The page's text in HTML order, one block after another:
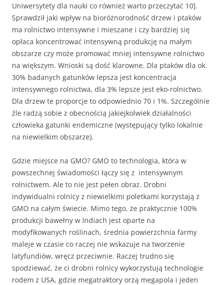
Uniwersytety dla nauki co również warto przeczytać 10].
Sprawdził jaki wpływ na bioróżnorodność drzew i ptaków
ma rolnictwo intensywne i mieszane i czy bardziej się
opłaca koncentrować intensywną produkcję na małym
obszarze czy może promować mniej intensywne rolnictwo
na większym. Wnioski są dość klarowne. Dla ptaków dla ok.
30% badanych gatunków lepsza jest koncentracja
intensywnego rolnictwa, dla 3% lepsze jest eko-rolnictwo.
Dla drzew te proporcje to odpowiednio 70 i 1%. Szczególnie
źle radzą sobie z obecnością jakiejkolwiek działalności
człowieka gatunki endemiczne (występujący tylko lokalnie
na niewielkim obszarze).
Gdzie miejsce na GMO? GMO to technologia, która w
powszechnej świadomości łączy się z intensywnym
rolnictwem. Ale to nie jest pełen obraz. Drobni
indywidualni rolnicy z niewielkimi poletkami korzystają z
GMO na całym świecie. Mimo tego, że praktycznie 100%
produkcji bawełny w Indiach jest oparte na
modyfikowanych roślinach, średnia powierzchnia farmy
maleje w czasie co raczej nie wskazuje na tworzenie
latyfundiów, wręcz przeciwnie. Raczej trudno się
spodziewać, że ci drobni rolnicy wykorzystują technologie
rodem z USA, gdzie megatraktory orzą megapola i jeden